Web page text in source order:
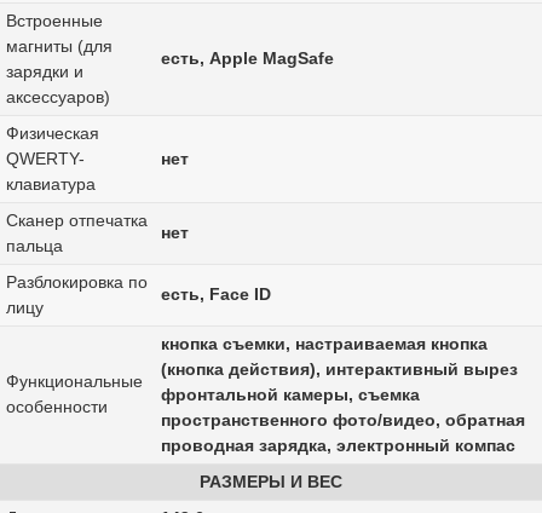
Встроенные
магниты (для
зарядки и
аксессуаров)
есть, Apple MagSafe
Физическая
QWERTY-
клавиатура
нет
Сканер отпечатка
пальца
нет
Разблокировка по
лицу
есть, Face ID
Функциональные
особенности
кнопка съемки, настраиваемая кнопка
(кнопка действия), интерактивный вырез
фронтальной камеры, съемка
пространственного фото/видео, обратная
проводная зарядка, электронный компас
РАЗМЕРЫ И ВЕС